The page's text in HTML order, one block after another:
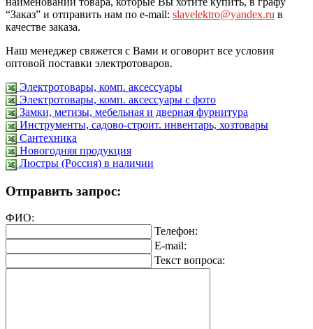
“Заказ” и отправить нам по e-mail: slavelektro@yandex.ru в
качестве заказа.
Наш менеджер свяжется с Вами и оговорит все условия
оптовой поставки электротоваров.
Электротовары, комп. аксессуары
Электротовары, комп. аксессуары с фото
Замки, метизы, мебельная и дверная фурнитура
Инструменты, садово-строит. инвентарь, хозтовары
Сантехника
Новогодняя продукция
Люстры (Россия) в наличии
Отправить запрос:
ФИО:
Телефон:
E-mail:
Текст вопроса: